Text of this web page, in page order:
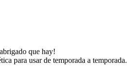
que hay!
para usar de temporada a temporada.